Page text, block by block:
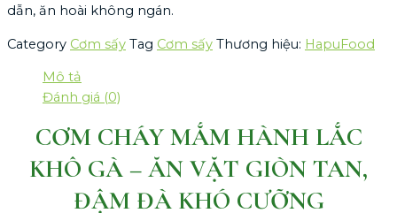
dẫn, ăn hoài không ngán.
Category Cơm sấy Tag Cơm sấy Thương hiệu: HapuFood
Mô tả
Đánh giá (0)
CƠM CHÁY MẮM HÀNH LẮC
KHÔ GÀ – ĂN VẶT GIÒN TAN,
ĐẬM ĐÀ KHÓ CƯỠNG